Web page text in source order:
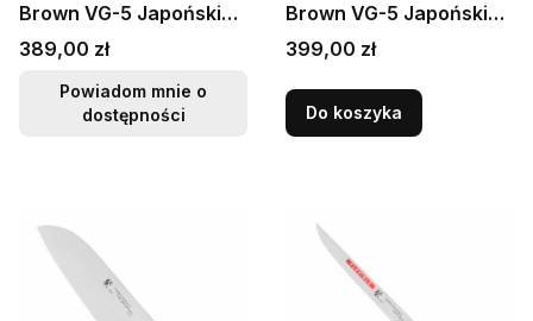
Brown VG-5 Japoński
Nóż Uniwersalny 15cm
Cena
389,00 zł
Powiadom mnie o
dostępności
Brown VG-5 Japoński
Nóż Do Steków 12,5cm
Cena
399,00 zł
Do koszyka